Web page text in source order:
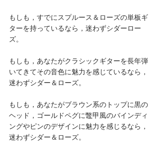
もしも，すでにスプルース＆ローズの単板ギ
ターを持っているなら，迷わずシダーロー
ズ。
もしも，あなたがクラシックギターを長年弾
いてきてその音色に魅力を感じているなら，
迷わずシダー＆ローズ。
もしも，あなたがブラウン系のトップに黒の
ヘッド，ゴールドペグに鼈甲風のバインディ
ングやピンのデザインに魅力を感じるなら，
迷わずシダー＆ローズ。